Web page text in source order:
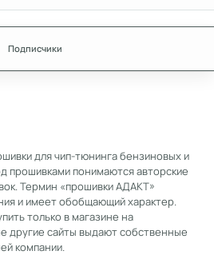
Подписчики
для чип-тюнинга бензиновых и
прошивками понимаются авторские
Термин «прошивки АДАКТ»
и имеет обобщающий характер.
только в магазине на
другие сайты выдают собственные
компании.